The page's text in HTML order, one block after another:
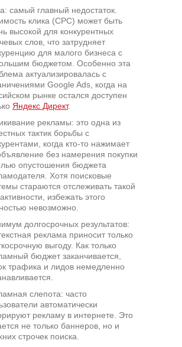
самый главный недостаток.
клика (CPC) может быть
высокой для конкурентных
слов, что затрудняет
для малого бизнеса с
бюджетом. Особенно эта
актуализировалась с
Google Ads, когда на
рынке остался доступен
Яндекс Директ.
рекламы: это одна из
тактик борьбы с
когда кто-то нажимает
без намерения покупки
опустошения бюджета
Хотя поисковые
стараются отслеживать такой
избежать этого
невозможно.
долгосрочных результатов:
реклама приносит только
выгоду. Как только
бюджет заканчивается,
трафика и лидов немедленно
слепота: часто
автоматически
рекламу в интернете. Это
не только баннеров, но и
строчек поиска.